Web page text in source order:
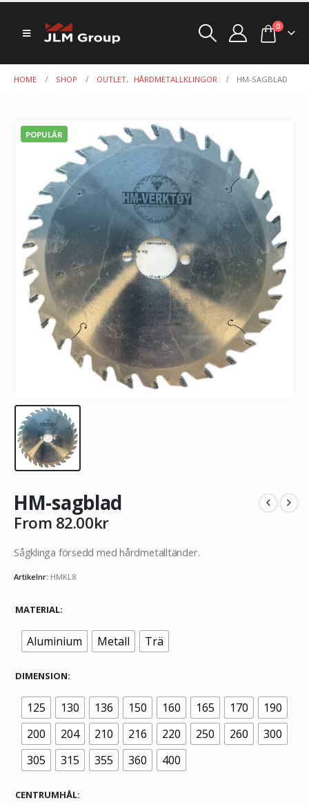
0
HOME SHOP OUTLET, HÅRDMETALLKLINGOR HM-SAGBLAD
POPULÄR
HM-sagblad
From 82.00kr
Sågklinga försedd med hårdmetalltänder.
Artikelnr: HMKL8
MATERIAL
Aluminium Metall Trä
DIMENSION
125 130 136 150 160 165 170
190
200
204 210 216 220 250 260
300
305
315 355 360 400
CENTRUMHÅL